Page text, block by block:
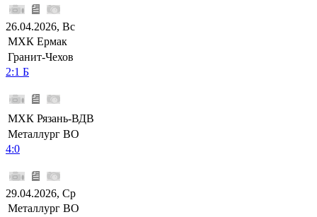
26.04.2026, Вс
МХК Ермак
Гранит-Чехов
2:1 Б
МХК Рязань-ВДВ
Металлург ВО
4:0
29.04.2026, Ср
Металлург ВО